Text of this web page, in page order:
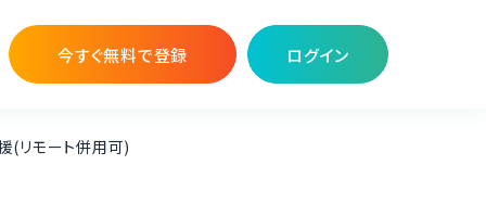
今すぐ無料で登録 ログイン
(リモート併用可)